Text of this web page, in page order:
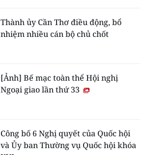
Thành ủy Cần Thơ điều động, bổ
nhiệm nhiều cán bộ chủ chốt
[Ảnh] Bế mạc toàn thể Hội nghị
Ngoại giao lần thứ 33
Công bố 6 Nghị quyết của Quốc hội
và Ủy ban Thường vụ Quốc hội khóa